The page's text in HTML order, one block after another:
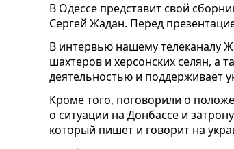
В Одессе представит свой
Сергей Жадан. Перед
В интервью нашему телеканалу
шахтеров и херсонских селян, а
деятельностью и поддерживает
Кроме того, поговорили о
о ситуации на Донбассе и
который пишет и говорит на